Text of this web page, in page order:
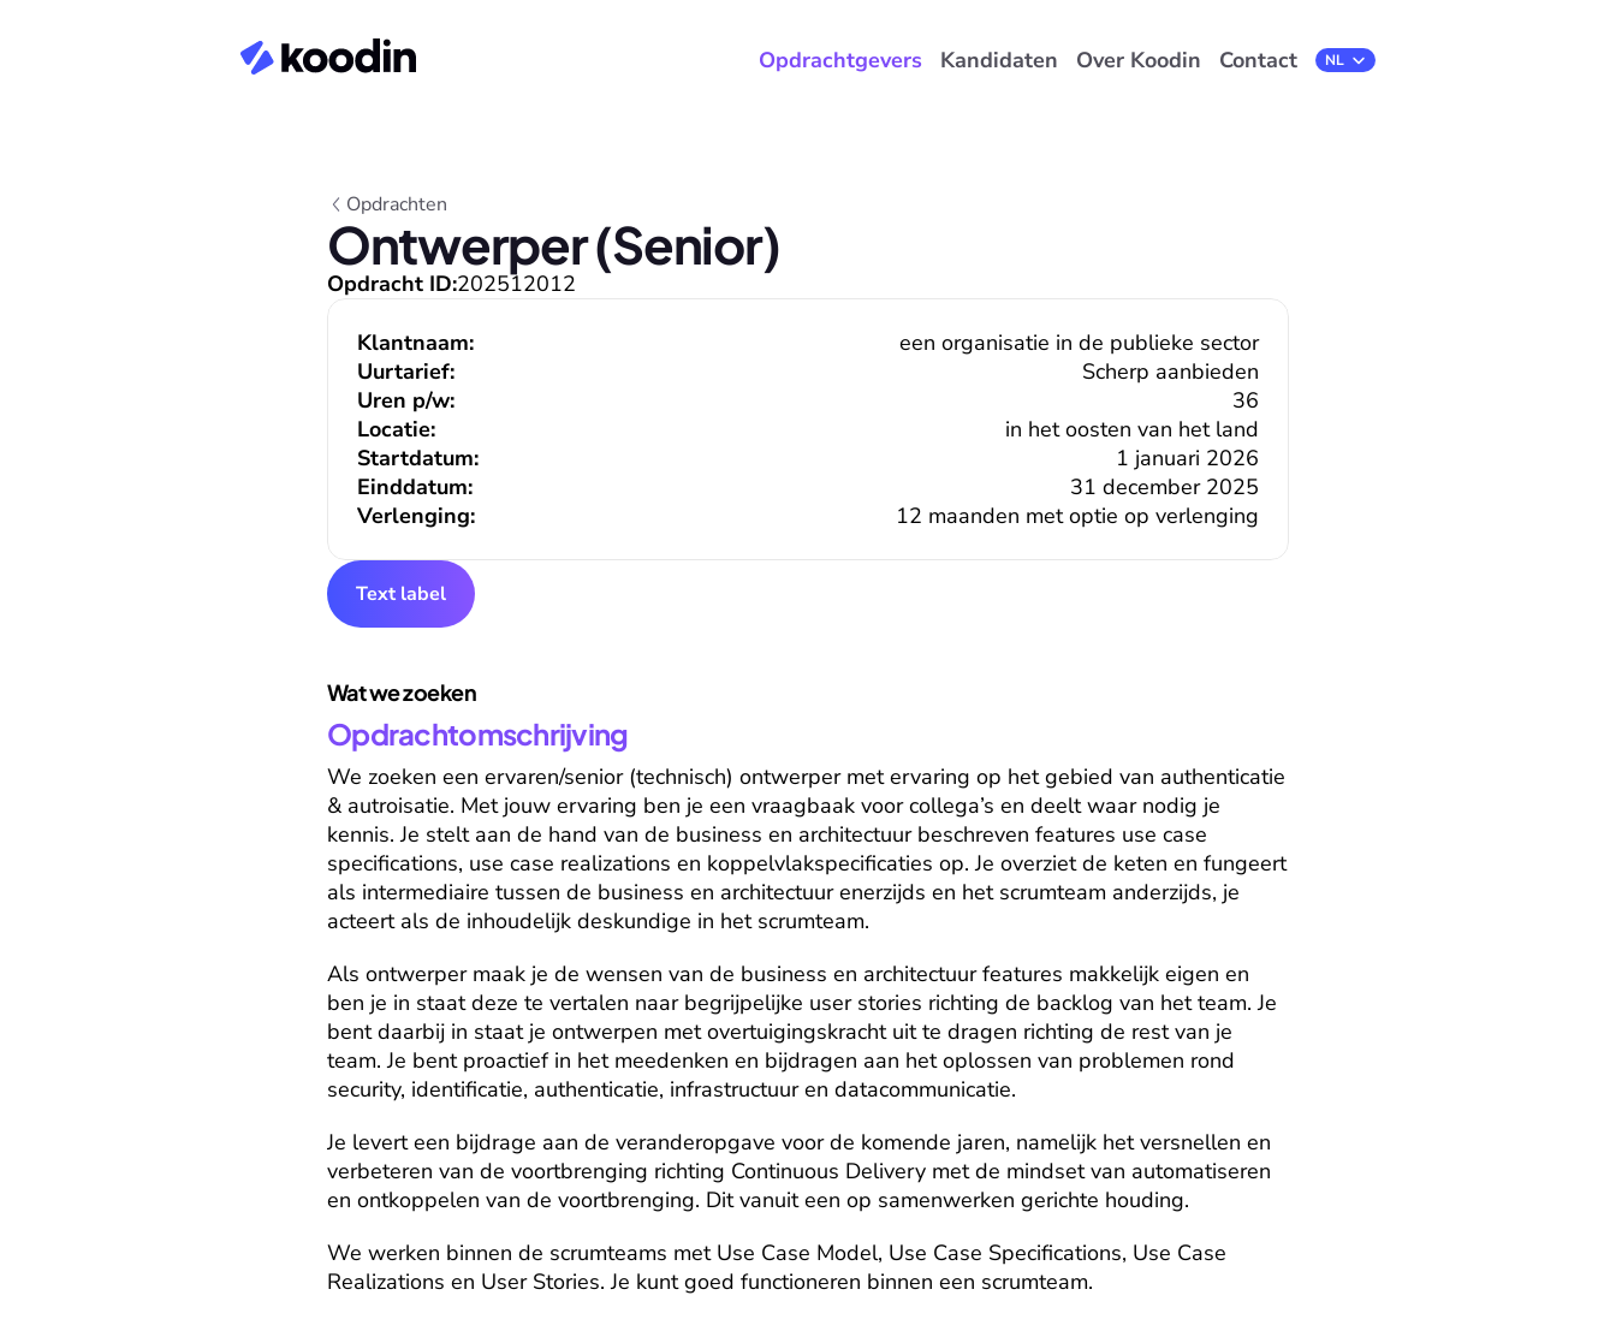
Opdrachtgevers Kandidaten Over Koodin Contact Select Language
NL
Opdrachten
Ontwerper (Senior)
Opdracht ID:202512012
Startdatum:
1 januari 2026
Einddatum:
31 december 2025
Verlenging:
12 maanden met optie op verlenging
Klantnaam:
een organisatie in de publieke sector
Uurtarief:
Scherp aanbieden
Uren p/w:
36
Locatie:
in het oosten van het land
Text label
Wat we zoeken
Opdrachtomschrijving
We zoeken een ervaren/senior (technisch) ontwerper met ervaring op het gebied van authenticatie
& autroisatie. Met jouw ervaring ben je een vraagbaak voor collega’s en deelt waar nodig je
kennis. Je stelt aan de hand van de business en architectuur beschreven features use case
specifications, use case realizations en koppelvlakspecificaties op. Je overziet de keten en fungeert
als intermediaire tussen de business en architectuur enerzijds en het scrumteam anderzijds, je
acteert als de inhoudelijk deskundige in het scrumteam.
Als ontwerper maak je de wensen van de business en architectuur features makkelijk eigen en
ben je in staat deze te vertalen naar begrijpelijke user stories richting de backlog van het team. Je
bent daarbij in staat je ontwerpen met overtuigingskracht uit te dragen richting de rest van je
team. Je bent proactief in het meedenken en bijdragen aan het oplossen van problemen rond
security, identificatie, authenticatie, infrastructuur en datacommunicatie.
Je levert een bijdrage aan de veranderopgave voor de komende jaren, namelijk het versnellen en
verbeteren van de voortbrenging richting Continuous Delivery met de mindset van automatiseren
en ontkoppelen van de voortbrenging. Dit vanuit een op samenwerken gerichte houding.
We werken binnen de scrumteams met Use Case Model, Use Case Specifications, Use Case
Realizations en User Stories. Je kunt goed functioneren binnen een scrumteam.